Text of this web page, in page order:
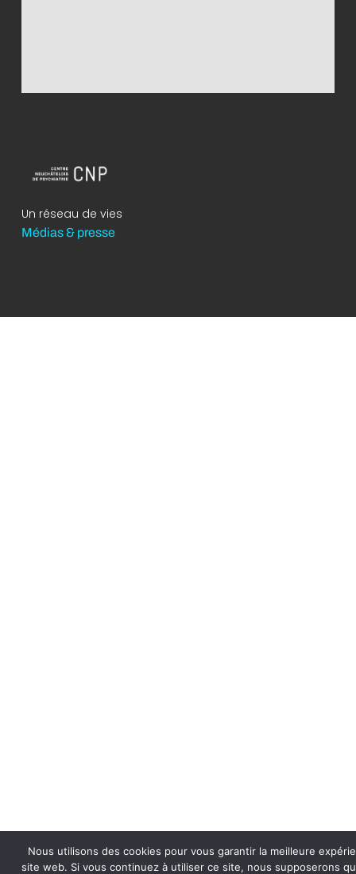
Un réseau de vies
Médias & presse
Nous utilisons des cookies pour vous garantir la meilleure
site web. Si vous continuez à utiliser ce site, nous supposerons